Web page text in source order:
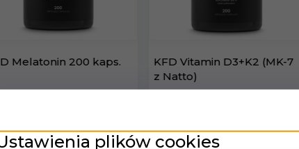
Vitamin D3+K2 (MK-7
z podatkiem VAT
KFD Chromium 200 kaps.
* z podatkiem VAT
plików cookies